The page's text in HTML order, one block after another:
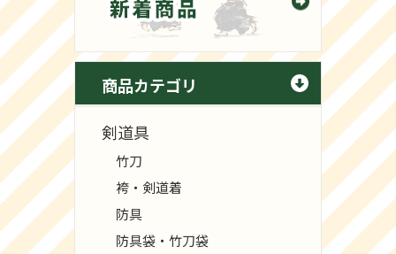
商品カテゴリ
剣道具
竹刀
袴・剣道着
防具
防具袋・竹刀袋